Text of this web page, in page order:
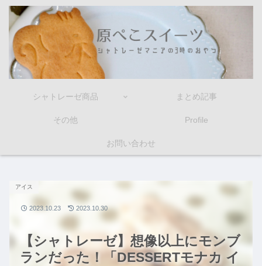
シャトレーゼ商品 まとめ記事
その他 Profile
お問い合わせ
【シャトレーゼ】想像以上にモンブ
ランだった！「DESSERTモナカ イ
アイス
2023.10.23 2023.10.30